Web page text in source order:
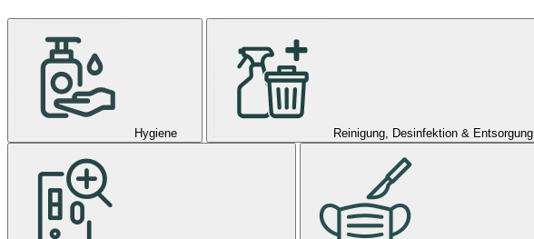
Hygiene Reinigung, Desinfektion & Entsorgung